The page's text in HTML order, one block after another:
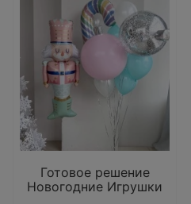
Готовое решение
Новогодние Игрушки